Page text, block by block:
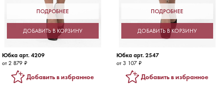
ПОДРОБНЕЕ
ДОБАВИТЬ В КОРЗИНУ
Юбка арт. 4209
от 2 879 ₽
Добавить в избранное
ПОДРОБНЕЕ
ДОБАВИТЬ В КОРЗИНУ
Юбка арт. 2547
от 3 107 ₽
Добавить в избранное